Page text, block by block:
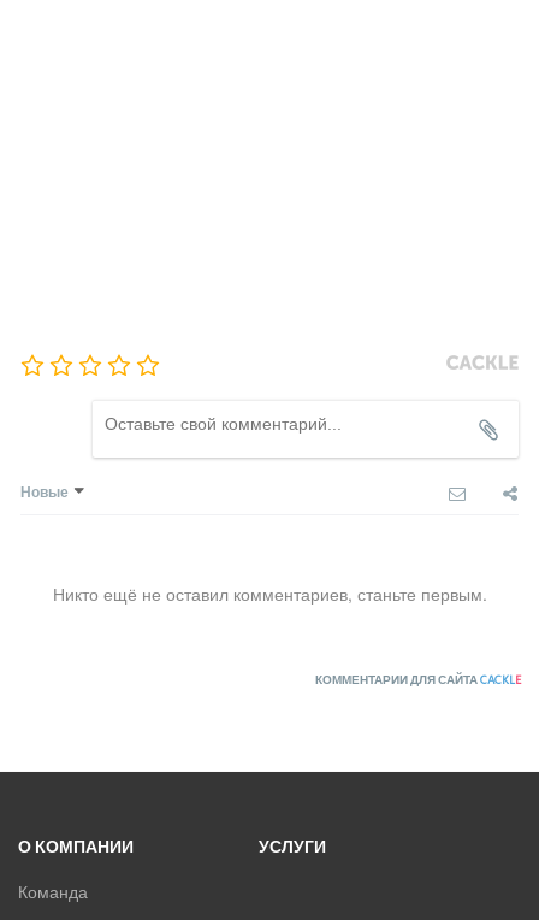
Новые
Никто ещё не оставил комментариев, станьте первым.
КОММЕНТАРИИ ДЛЯ САЙТАCACKLE
О КОМПАНИИ
Команда
УСЛУГИ